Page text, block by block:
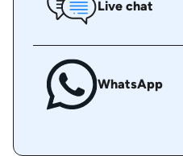
Live chat
WhatsApp